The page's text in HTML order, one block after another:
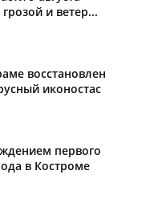
и ветер...
восстановлен
иконостас
первого
в Костроме